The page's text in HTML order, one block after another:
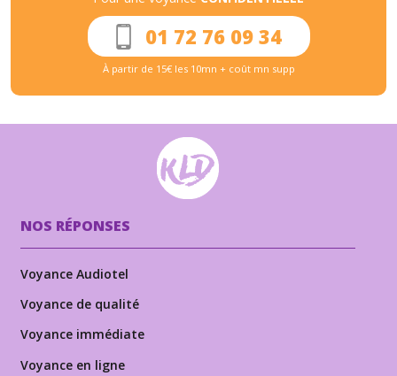
01 72 76 09 34
À partir de 15€ les 10mn + coût mn supp
NOS RÉPONSES
Voyance Audiotel
Voyance de qualité
Voyance immédiate
Voyance en ligne